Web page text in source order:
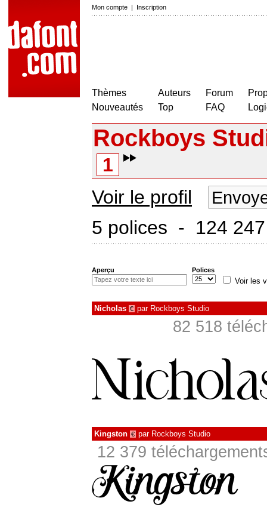
Mon compte | Inscription
Thèmes
Nouveautés
Auteurs
Top
Forum
FAQ
Rockboys
1
Voir le profil
5 polices - 124
Aperçu Polices
Voir les
Nicholas € par Rockboys Studio
82 518
Kingston € par Rockboys Studio
12 379